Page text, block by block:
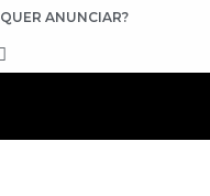
QUER ANUNCIAR?